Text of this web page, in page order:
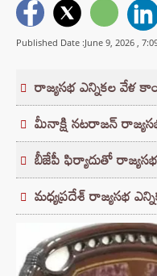
Published Date :June 9, 2026 ,
రాజ్యసభ ఎన్నికల వేళ
మీనాక్షి నటరాజన్
బీజేపీ ఫిర్యాదుతో
మధ్యప్రదేశ్ రాజ్యసభ